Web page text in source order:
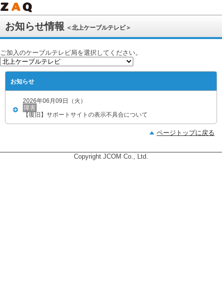
お知らせ情報 ＜北上ケーブルテレビ＞
ご加入のケーブルテレビ局を選択してください。
お知らせ
2026年06月09日（火）
障害
【復旧】サポートサイトの表示不具合について
ページトップに戻る
Copyright JCOM Co., Ltd.